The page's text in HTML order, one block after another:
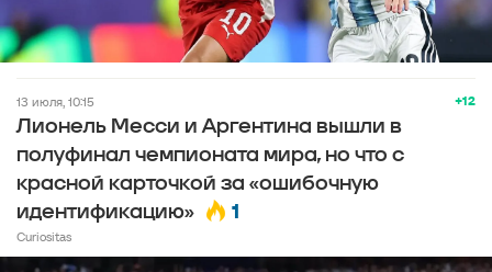
+12
13 июля, 10:15
Лионель Месси и Аргентина вышли в
полуфинал чемпионата мира, но что с
красной карточкой за «ошибочную
идентификацию»
1
Curiositas